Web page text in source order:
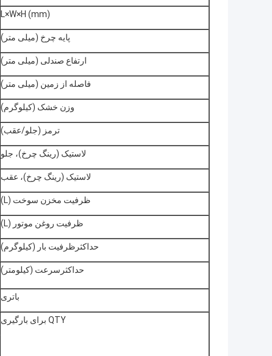
L×W×H (mm)
پایه چرخ (میلی متر)
ارتفاع صندلی (میلی متر)
فاصله از زمین (میلی متر)
وزن خشک (کیلوگرم)
ترمز (جلو/عقب)
لاستیک (رینگ چرخ)، جلو
لاستیک (رینگ چرخ)، عقب
ظرفیت مخزن سوخت (L)
ظرفیت روغن موتور (L)
حداکثرظرفیت بار (کیلوگرم)
حداکثرسرعت (کیلومتر)
باتری
QTY برای بارگیری